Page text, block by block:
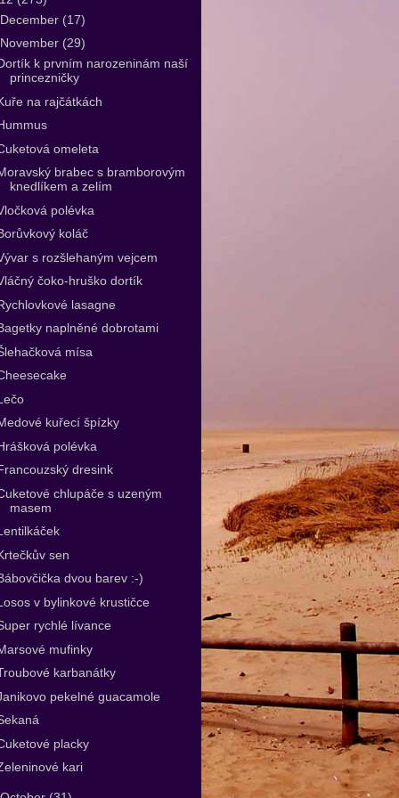
December (17)
November (29)
k prvním narozeninám naší
princezničky
na rajčátkách
omeleta
brabec s bramborovým
knedlíkem a zelím
polévka
koláč
s rozšlehaným vejcem
čoko-hruško dortík
lasagne
naplněné dobrotami
mísa
kuřecí špízky
polévka
dresink
chlupáče s uzeným
masem
sen
dvou barev :-)
v bylinkové krustičce
rychlé lívance
mufinky
karbanátky
pekelné guacamole
placky
kari